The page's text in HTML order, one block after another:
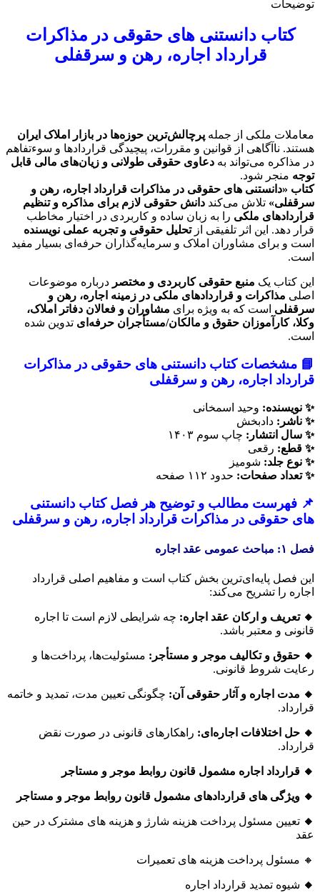
رهن
سرقفلی
توضیحات
کتاب دانستنی های حقوقی در مذاکرات
قرارداد اجاره، رهن و سرقفلی
معاملات ملکی از جمله پرچالش‌ترین حوزه‌ها در بازار املاک ایران
هستند. ناآگاهی از قوانین و مقررات، پیچیدگی قراردادها و سوءتفاهم
در مذاکره می‌تواند به دعاوی حقوقی طولانی و زیان‌های مالی قابل
توجه منجر شود.
کتاب «دانستنی های حقوقی در مذاکرات قرارداد اجاره، رهن و
سرقفلی» تلاش می‌کند دانش حقوقی لازم برای مذاکره و تنظیم
قراردادهای ملکی را به زبان ساده و کاربردی در اختیار مخاطب
قرار دهد. این اثر تلفیقی ازتحلیل حقوقی و تجربه عملی نویسنده
است و برای مشاوران املاک و سرمایه‌گذاران حرفه‌ای بسیار مفید
است.
این کتاب یک منبع حقوقی کاربردی و مختصر درباره موضوعات
اصلی مذاکرات و قراردادهای ملکی در زمینه اجاره، رهن و
سرقفلی است که به ویژه برای مشاوران و فعالان دفاتر املاک،
وکلا، کارآموزان حقوق و مالکان/مستأجران حرفه‌ای تدوین شده
است.
📘 مشخصات کتاب دانستنی های حقوقی در مذاکرات
قرارداد اجاره، رهن و سرقفلی
✨ نویسنده: وحید اسمخانی
✨ ناشر: دادبخش
✨ سال انتشار: چاپ سوم ۱۴۰۳
✨ قطع: رقعی
✨ نوع جلد: شومیز
✨ تعداد صفحات: حدود ۱۱۲ صفحه
📌 فهرست مطالب و توضیح هر فصل کتاب دانستنی
های حقوقی در مذاکرات قرارداد اجاره، رهن و سرقفلی
فصل ۱: مباحث عمومی عقد اجاره
این فصل پایه‌ای‌ترین بخش کتاب است و مفاهیم اصلی قرارداد
اجاره را تشریح می‌کند:
🔸 تعریف و ارکان عقد اجاره: چه شرایطی لازم است تا اجاره
قانونی و معتبر باشد.
🔸 حقوق و تکالیف موجر و مستأجر: مسئولیت‌ها، پرداخت‌ها و
رعایت شروط قانونی.
🔸 مدت اجاره و آثار حقوقی آن: چگونگی تعیین مدت، تمدید و خاتمه
قرارداد.
🔸 حل اختلافات اجاره‌ای: راهکارهای قانونی در صورت نقض
قرارداد.
🔸 قرارداد اجاره مشمول قانون روابط موجر و مستاجر
🔸 ویژگی های قراردادهای مشمول قانون روابط موجر و مستاجر
🔸 تعیین مسئول پرداخت هزینه شارژ و هزینه های مشترک در حین
عقد
🔸 مسئول پرداخت هزینه های تعمیرات
🔸 شیوه تمدید قرارداد اجاره